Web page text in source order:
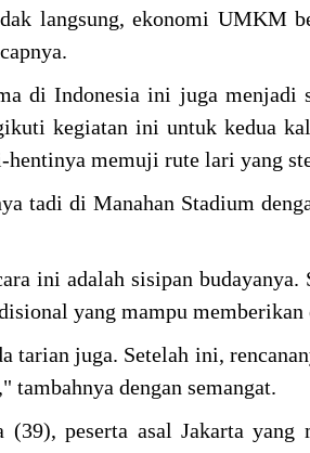
langsung, ekonomi UMKM
di Indonesia ini juga menjadi
kegiatan ini untuk kedua
memuji rute lari yang
tadi di Manahan Stadium
ini adalah sisipan budayanya.
yang mampu memberikan
tarian juga. Setelah ini,
tambahnya dengan semangat.
(39), peserta asal Jakarta